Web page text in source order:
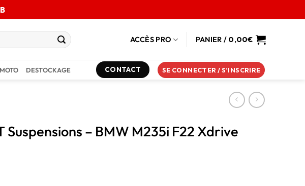
ACCÈS PRO PANIER / 0,00€
MOTO DESTOCKAGE CONTACT SE CONNECTER / S’INSCRIRE
Suspensions – BMW M235i F22 Xdrive